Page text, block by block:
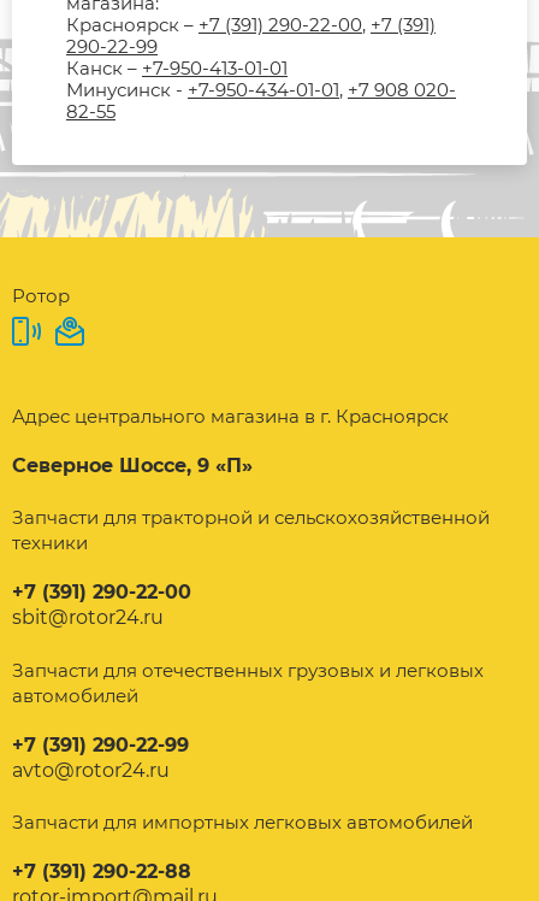
Красноярск – +7 (391) 290-22-00, +7 (391)
290-22-99
Канск – +7-950-413-01-01
Минусинск - +7-950-434-01-01, +7 908 020-
82-55
Ротор
Адрес центрального магазина в г. Красноярск
Северное Шоссе, 9 «П»
Запчасти для тракторной и сельскохозяйственной
техники
+7 (391) 290-22-00
sbit@rotor24.ru
Запчасти для отечественных грузовых и легковых
автомобилей
+7 (391) 290-22-99
avto@rotor24.ru
Запчасти для импортных легковых автомобилей
+7 (391) 290-22-88